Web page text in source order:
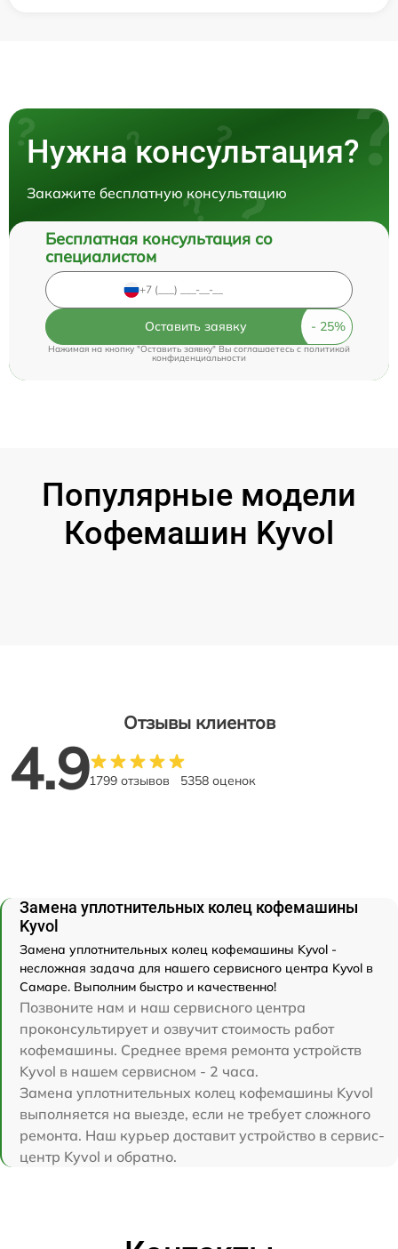
Нужна консультация?
Закажите бесплатную консультацию
Бесплатная консультация со
специалистом
Оставить заявку
Нажимая на кнопку "Оставить заявку" Вы соглашаетесь cполитикой
конфиденциальности
Популярные модели
Кофемашин Kyvol
Отзывы клиентов
4.91799 отзывов 5358 оценок
Замена уплотнительных колец кофемашины
Kyvol
Замена уплотнительных колец кофемашины Kyvol -
несложная задача для нашего сервисного центра Kyvol в
Самаре. Выполним быстро и качественно!
Позвоните нам и наш сервисного центра
проконсультирует и озвучит стоимость работ
кофемашины. Среднее время ремонта устройств
Kyvol в нашем сервисном - 2 часа.
Замена уплотнительных колец кофемашины Kyvol
выполняется на выезде, если не требует сложного
ремонта. Наш курьер доставит устройство в сервис-
центр Kyvol и обратно.